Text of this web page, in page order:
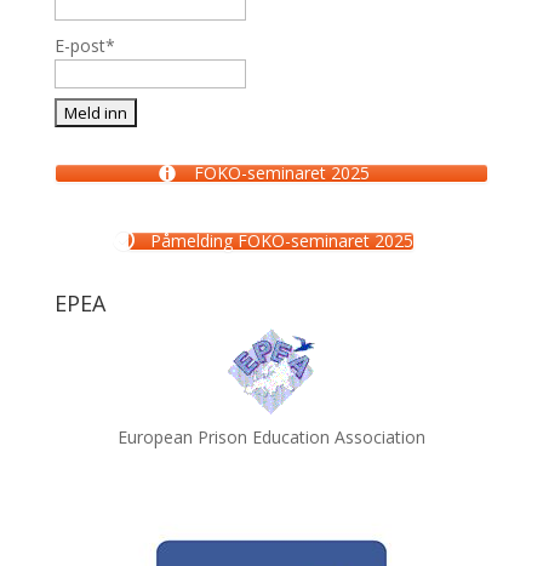
E-post*
FOKO-seminaret 2025
Påmelding FOKO-seminaret 2025
EPEA
European Prison Education Association